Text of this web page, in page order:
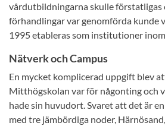
vårdutbildningarna skulle förstatligas
förhandlingar var genomförda kunde
1995 etableras som institutioner
Nätverk och Campus
En mycket komplicerad uppgift blev
Mitthögskolan var för någonting och
hade sin huvudort. Svaret att det är
med tre jämbördiga noder,